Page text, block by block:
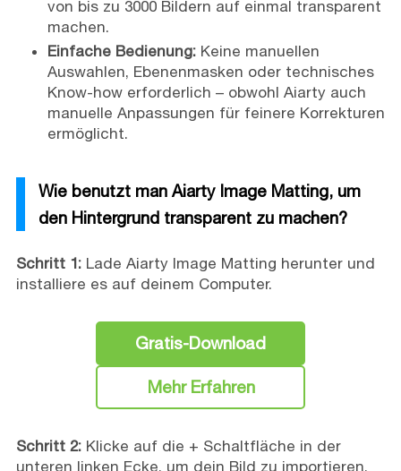
von bis zu 3000 Bildern auf einmal transparent
machen.
Einfache Bedienung:Keine manuellen
Auswahlen, Ebenenmasken oder technisches
Know-how erforderlich – obwohl Aiarty auch
manuelle Anpassungen für feinere Korrekturen
ermöglicht.
Wie benutzt man Aiarty Image Matting, um
den Hintergrund transparent zu machen?
Schritt 1:Lade Aiarty Image Matting herunter und
installiere es auf deinem Computer.
Gratis-Download
Mehr Erfahren
Schritt 2:Klicke auf die + Schaltfläche in der
unteren linken Ecke, um dein Bild zu importieren.